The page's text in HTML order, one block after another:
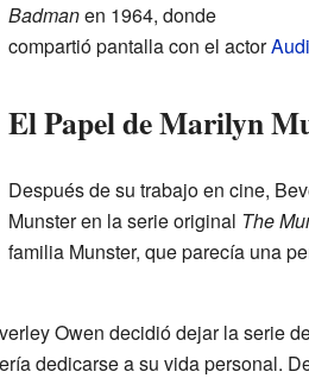
Badmanen 1964, donde
compartió pantalla con el actor
El Papel de Marilyn
Después de su trabajo en cine,
Munster en la serie original The
familia Munster, que parecía una
Owen decidió dejar la serie
dedicarse a su vida personal.